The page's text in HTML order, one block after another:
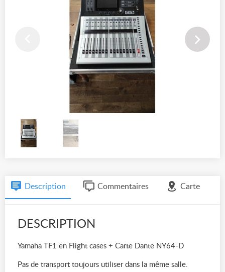
Description Commentaires Carte
DESCRIPTION
Yamaha TF1 en Flight cases + Carte Dante NY64-D
Pas de transport toujours utiliser dans la même salle.